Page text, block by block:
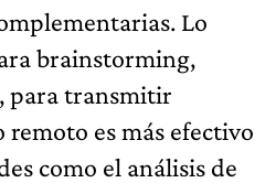
Lo
brainstorming,
para transmitir
es más efectivo
como el análisis de